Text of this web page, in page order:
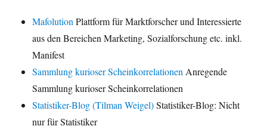
Mafolution Plattform für Marktforscher und Interessierte
aus den Bereichen Marketing, Sozialforschung etc. inkl.
Manifest
Sammlung kurioser Scheinkorrelationen Anregende
Sammlung kurioser Scheinkorrelationen
Statistiker-Blog (Tilman Weigel)Statistiker-Blog: Nicht
nur für Statistiker